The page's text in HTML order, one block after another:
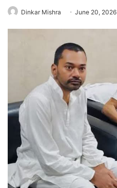
Dinkar Mishra June 20, 2026